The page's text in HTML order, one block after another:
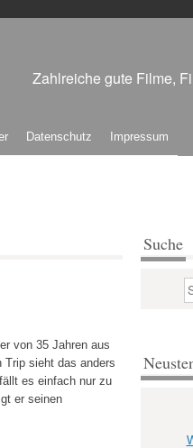
Zahlreiche gute Filme,
Datenschutz Impressum
von 35 Jahren aus
Trip sieht das anders
es einfach nur zu
er seinen
Suche